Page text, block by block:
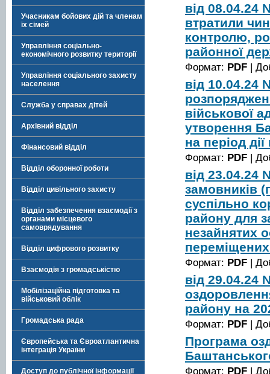
Учасникам бойових дій та членам
їх сімей
Управління соціально-
економічного розвитку території
Управління соціального захисту
населення
Служба у справах дітей
Архівний відділ
Фінансовий відділ
Відділ оборонної роботи
Відділ цивільного захисту
Відділ забезпечення взаємодії з
органами місцевого
самоврядування
Відділ цифрового розвитку
Взаємодія з громадськістю
Мобілізаційна підготовка та
військовий облік
Громадська рада
Європейська та Євроатлантична
інтеграція України
Доступ до публічної інформації
від
втратили
контролю,
районної
Формат: PDF |
від 10.04.24
військової
утворення
на період
Формат: PDF |
від 23.04.24
замовників
суспільно
району для
незайнятих
Формат: PDF |
від 29.04.24
району на
Формат: PDF |
Програма
Формат: PDF |